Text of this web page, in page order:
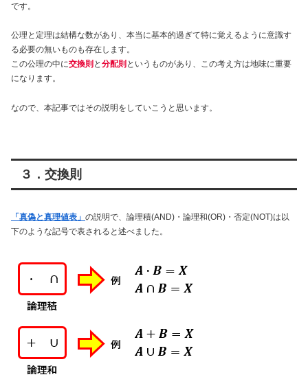
です。
公理と定理は結構な数があり、本当に基本的過ぎて特に覚えるように意識す
る必要の無いものも存在します。
この公理の中に交換則 と 分配則 というものがあり、この考え方は地味に重要
になります。
なので、本記事ではその説明をしていこうと思います。
３．交換則
「真偽と真理値表」 の説明で、論理積(AND)・論理和(OR)・否定(NOT)は以
下のような記号で表されると述べました。